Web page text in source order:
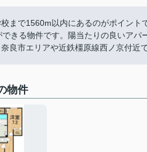
まで1560m以内にあるのがポイン
きる物件です。陽当たりの良いア
良市エリアや近鉄橿原線西ノ京付近
物件